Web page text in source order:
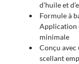
d’huile et
Formule à
Application
minimale
Conçu
scellant